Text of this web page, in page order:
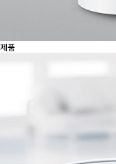
제품